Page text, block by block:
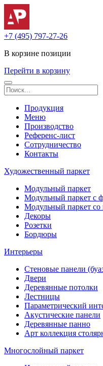
+7 (495) 797-27-26
В корзине позиции
Перейти в корзину
Продукция
Меню
Производство
Референс-лист
Сотрудничество
Контакты
Художественный паркет
Модульный паркет
Модульный паркет с
Модульный паркет со
Декоры
Розетки
Бордюры
Интерьеры
Стеновые панели
Двери
Деревянные потолки
Лестницы
Параметрический
Акустические панели
Деревянные панно
Арт коллекция
Многослойный паркет